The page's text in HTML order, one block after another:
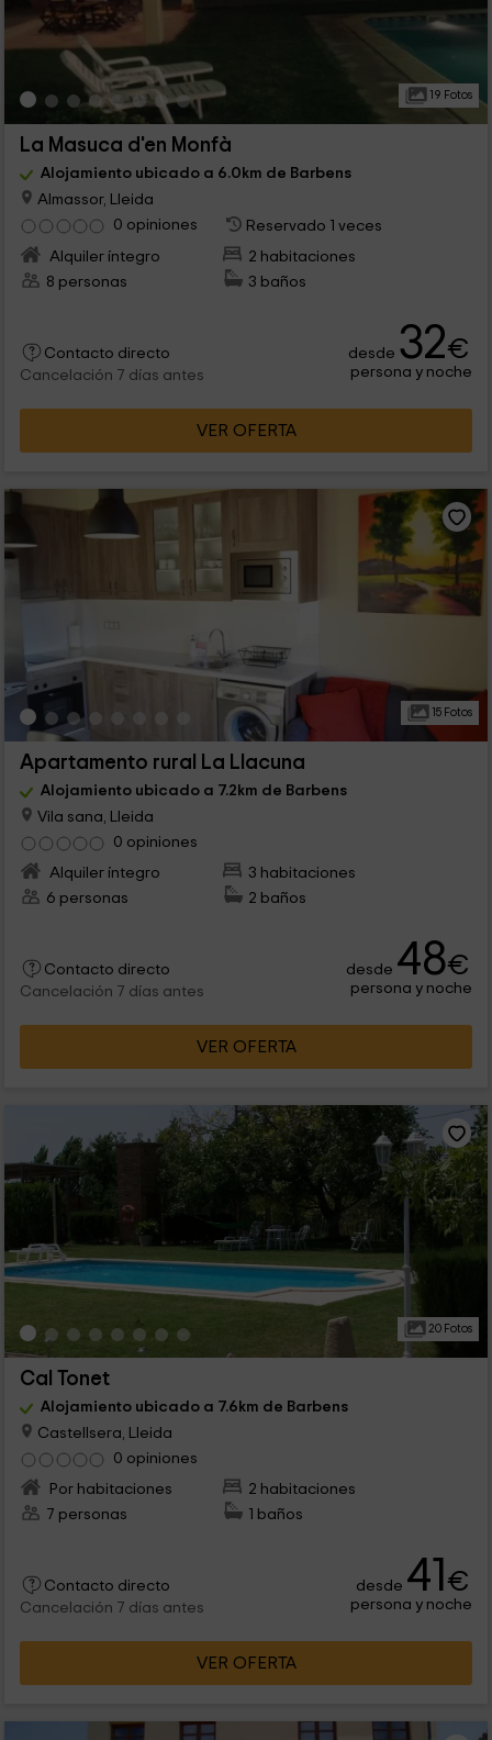
19 Fotos
La Masuca d'en Monfà
Alojamiento ubicado a 6.0km de Barbens
Almassor, Lleida
0 opiniones
Reservado 1 veces
Alquiler íntegro
2 habitaciones
8 personas
3 baños
Contacto directo
Cancelación 7 días antes
desde 32€
persona y noche
VER OFERTA
15 Fotos
Apartamento rural La Llacuna
Alojamiento ubicado a 7.2km de Barbens
Vila sana, Lleida
0 opiniones
Alquiler íntegro
3 habitaciones
6 personas
2 baños
Contacto directo
Cancelación 7 días antes
desde 48€
persona y noche
VER OFERTA
20 Fotos
Cal Tonet
Alojamiento ubicado a 7.6km de Barbens
Castellsera, Lleida
0 opiniones
Por habitaciones
2 habitaciones
7 personas
1 baños
Contacto directo
Cancelación 7 días antes
desde 41€
persona y noche
VER OFERTA